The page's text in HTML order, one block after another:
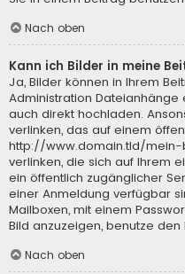
Nach oben
Kann ich Bilder in meine
Ja, Bilder können in Ihrem
Administration Dateianhänge
auch direkt hochladen.
verlinken, das auf einem
http://www.domain.tld/mein-
verlinken, die sich auf Ihrem
ein öffentlich zugänglicher
einer Anmeldung verfügbar
Mailboxen, mit einem
Bild anzuzeigen, benutze
Nach oben